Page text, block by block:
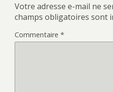
Votre adresse e-mail ne
champs obligatoires sont
Commentaire *